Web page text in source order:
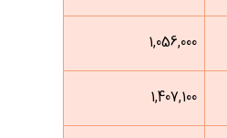
1,056,000
1,407,100